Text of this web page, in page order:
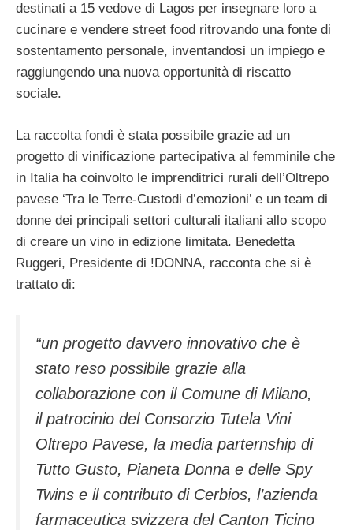
destinati a 15 vedove di Lagos per insegnare loro a
cucinare e vendere street food ritrovando una fonte di
sostentamento personale, inventandosi un impiego e
raggiungendo una nuova opportunità di riscatto
sociale.
La raccolta fondi è stata possibile grazie ad un
progetto di vinificazione partecipativa al femminile che
in Italia ha coinvolto le imprenditrici rurali dell’Oltrepo
pavese ‘Tra le Terre-Custodi d’emozioni’ e un team di
donne dei principali settori culturali italiani allo scopo
di creare un vino in edizione limitata. Benedetta
Ruggeri, Presidente di !DONNA, racconta che si è
trattato di:
“un progetto davvero innovativo che è
stato reso possibile grazie alla
collaborazione con il Comune di Milano,
il patrocinio del Consorzio Tutela Vini
Oltrepo Pavese, la media parternship di
Tutto Gusto, Pianeta Donna e delle Spy
Twins e il contributo di Cerbios, l’azienda
farmaceutica svizzera del Canton Ticino